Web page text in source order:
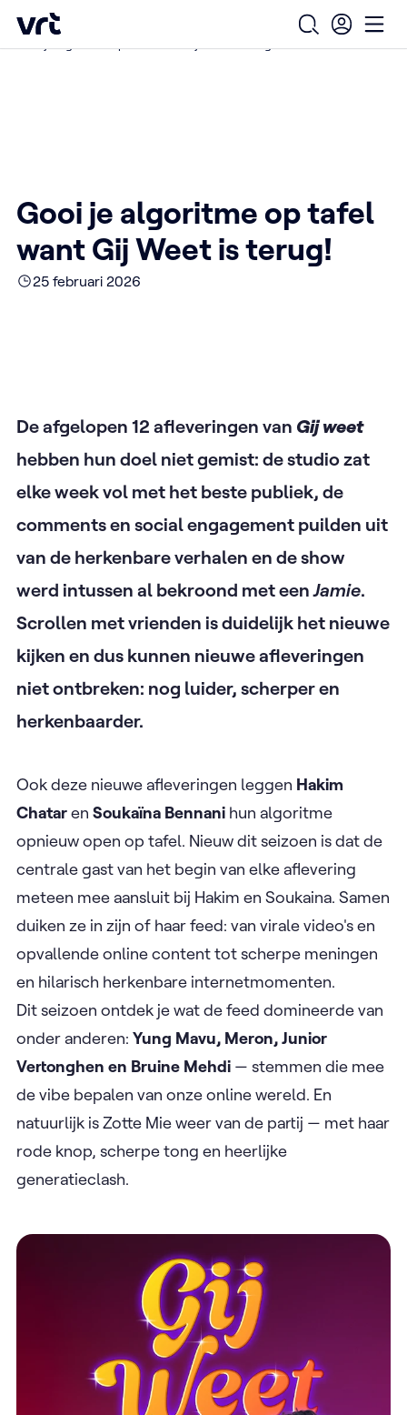
Ga naar de hoofdinhoud
VRT (home)
Open
Home /
Gooi je algoritme op tafel
want Gij Weet is terug!
25 februari 2026
De afgelopen 12 afleveringen van Gij weet
hebben hun doel niet gemist: de studio zat
elke week vol met het beste publiek, de
comments en social engagement puilden uit
van de herkenbare verhalen en de show
werd intussen al bekroond met eenJamie.
Scrollen met vrienden is duidelijk het nieuwe
kijken en dus kunnen nieuwe afleveringen
niet ontbreken: nog luider, scherper en
herkenbaarder.
Ook deze nieuwe afleveringen leggen Hakim
Chataren Soukaïna Bennani hun algoritme
opnieuw open op tafel. Nieuw dit seizoen is dat de
centrale gast van het begin van elke aflevering
meteen mee aansluit bij Hakim en Soukaina. Samen
duiken ze in zijn of haar feed: van virale video's en
opvallende online content tot scherpe meningen
en hilarisch herkenbare internetmomenten.
Dit seizoen ontdek je wat de feed domineerde van
onder anderen: Yung Mavu, Meron, Junior
Vertonghen en Bruine Mehdi — stemmen die mee
de vibe bepalen van onze online wereld. En
natuurlijk is Zotte Mie weer van de partij — met haar
rode knop, scherpe tong en heerlijke
generatieclash.